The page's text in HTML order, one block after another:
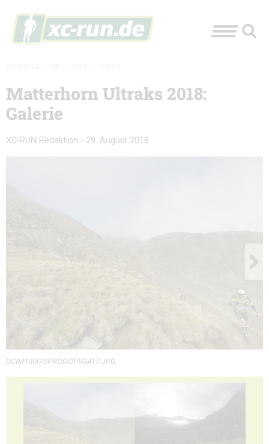
Matterhorn Ultraks 2018:
Galerie
XC-RUN Redaktion - 29. August 2018
DCIM100GOPROGOPR3417.JPG